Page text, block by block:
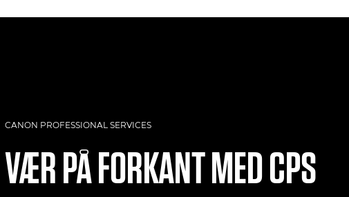
CANON PROFESSIONAL SERVICES
VÆR PÅ FORKANT MED CPS